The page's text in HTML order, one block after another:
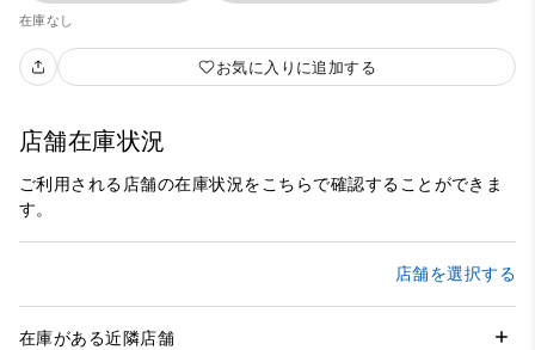
在庫なし
お気に入りに追加する
店舗在庫状況
ご利用される店舗の在庫状況をこちらで確認することができま
す。
店舗を選択する
在庫がある近隣店舗